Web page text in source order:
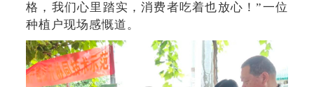
格，我们心里踏实，消费者吃着也放心！”一位
种植户现场感慨道。